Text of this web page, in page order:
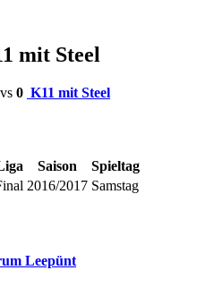
mit Steel
vs 0 K11 mit Steel
Saison
Spieltag
2016/2017 Samstag
Leepünt